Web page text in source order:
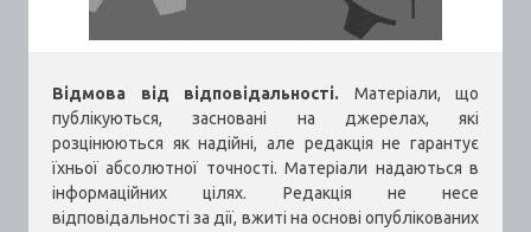
Відмова від відповідальності. Матеріали, що
публікуються, засновані на джерелах, які
розцінюються як надійні, але редакція не гарантує
їхньої абсолютної точності. Матеріали надаються в
інформаційних цілях. Редакція не несе
відповідальності за дії, вжиті на основі опублікованих